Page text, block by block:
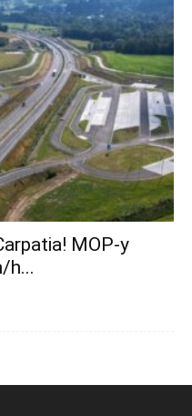
MOP-y
h...